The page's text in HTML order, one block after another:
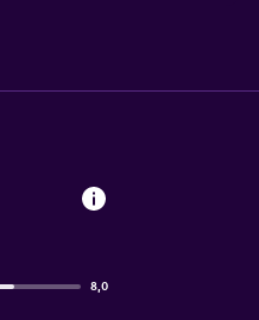
8,0